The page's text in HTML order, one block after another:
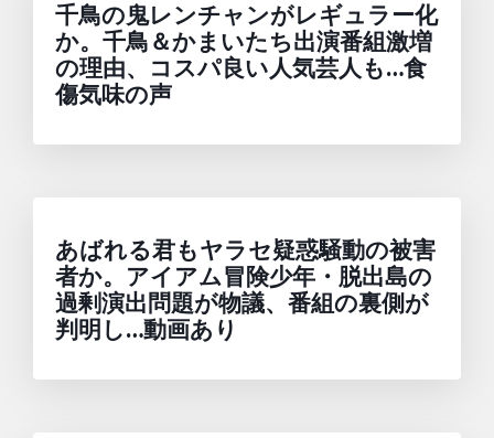
千鳥の鬼レンチャンがレギュラー化
か。千鳥＆かまいたち出演番組激増
の理由、コスパ良い人気芸人も…食
傷気味の声
あばれる君もヤラセ疑惑騒動の被害
者か。アイアム冒険少年・脱出島の
過剰演出問題が物議、番組の裏側が
判明し…動画あり